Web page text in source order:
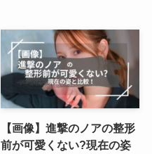
【画像】進撃のノアの整形
前が可愛くない?現在の姿